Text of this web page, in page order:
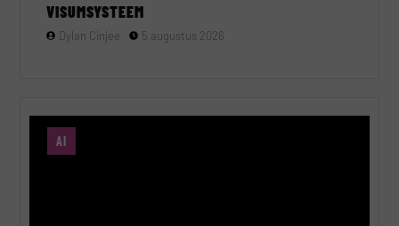
VISUMSYSTEEM
Dylan Cinjee 5 augustus 2026
AI